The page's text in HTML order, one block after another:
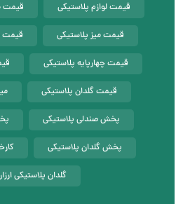
قیمت لوازم پلاستیکی قیمت
قیمت میز پلاستیکی قیمت
قیمت چهارپایه پلاستیکی
قیمت گلدان پلاستیکی
پخش صندلی پلاستیکی
پخش گلدان پلاستیکی
گلدان پلاستیکی